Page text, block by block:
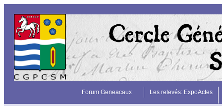
Forum Geneacaux Les relevés: ExpoActes